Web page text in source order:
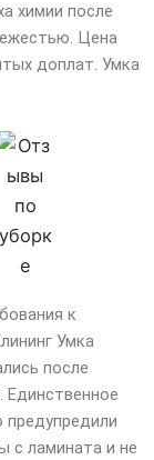
химии после
Цена
доплат. Умка
к
Умка
после
Единственное
предупредили
с ламината и не